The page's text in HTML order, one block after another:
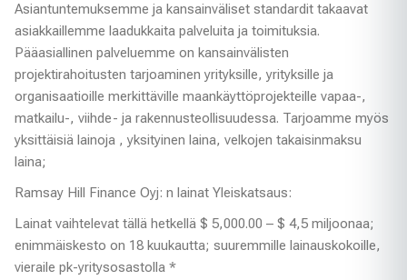
Asiantuntemuksemme ja kansainväliset standardit takaavat
asiakkaillemme laadukkaita palveluita ja toimituksia.
Pääasiallinen palveluemme on kansainvälisten
projektirahoitusten tarjoaminen yrityksille, yrityksille ja
organisaatioille merkittäville maankäyttöprojekteille vapaa-,
matkailu-, viihde- ja rakennusteollisuudessa. Tarjoamme myös
yksittäisiä lainoja , yksityinen laina, velkojen takaisinmaksu
laina;
Ramsay Hill Finance Oyj: n lainat Yleiskatsaus:
Lainat vaihtelevat tällä hetkellä $ 5,000.00 – $ 4,5 miljoonaa;
enimmäiskesto on 18 kuukautta; suuremmille lainauskokoille,
vieraile pk-yritysosastolla *